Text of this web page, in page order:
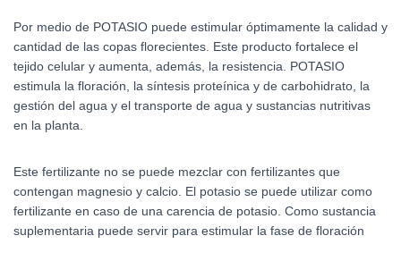
Por medio de POTASIO puede estimular óptimamente la calidad y
cantidad de las copas florecientes. Este producto fortalece el
tejido celular y aumenta, además, la resistencia. POTASIO
estimula la floración, la síntesis proteínica y de carbohidrato, la
gestión del agua y el transporte de agua y sustancias nutritivas
en la planta.
Este fertilizante no se puede mezclar con fertilizantes que
contengan magnesio y calcio. El potasio se puede utilizar como
fertilizante en caso de una carencia de potasio. Como sustancia
suplementaria puede servir para estimular la fase de floración